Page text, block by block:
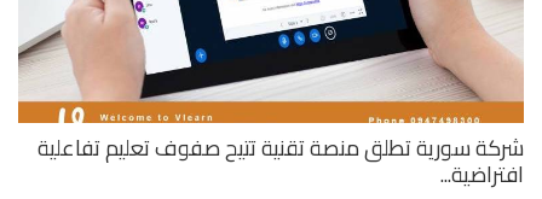
سورية تطلق منصة تقنية تتيح صفوف تعليم تفاعلية